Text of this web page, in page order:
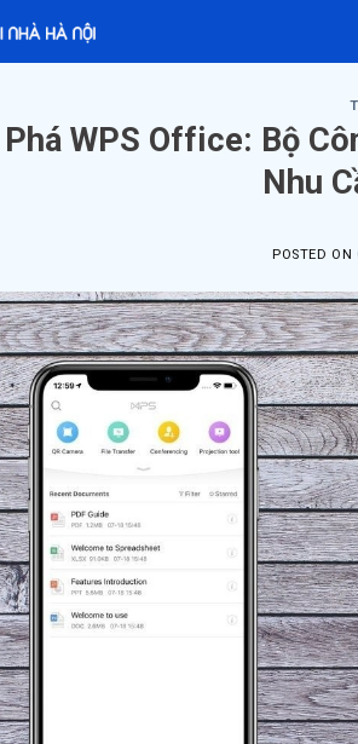
WPS Office: Bộ
Nhu
POSTED ON